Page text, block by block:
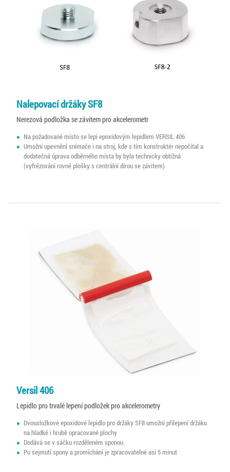
Nalepovací držáky SF8
Nerezová podložka se závitem pro akcelerometr
Na požadované místo se lepí epoxidovým lepidlem VERSIL 406
Umožní upevnění snímače i na stroj, kde s tím konstruktér nepočítal a
dodatečná úprava odběrného místa by byla technicky obtížná
(vyfrézování rovné plošky s centrální dírou se závitem)
Versil 406
Lepidlo pro trvalé lepení podložek pro akcelerometry
Dvousložkové epoxidové lepidlo pro držáky SF8 umožní přilepení držáku
na hladké i hrubě opracované plochy
Dodává se v sáčku rozděleném sponou
Po sejmutí spony a promíchání je zpracovatelné asi 5 minut